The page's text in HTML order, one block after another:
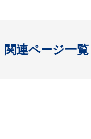
関連ページ一覧
開く